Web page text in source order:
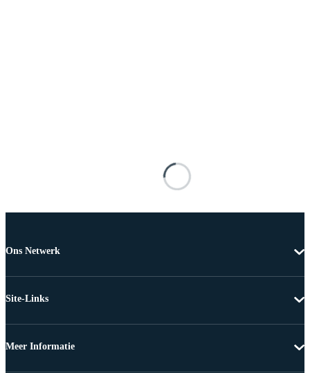
Ons Netwerk
Site-Links
Meer Informatie